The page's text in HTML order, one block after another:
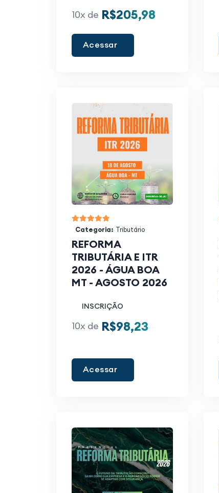
10x de R$205,98
Acessar
Categoria: Tributário
REFORMA
TRIBUTÁRIA E ITR
2026 - ÁGUA BOA
MT - AGOSTO 2026
INSCRIÇÃO
10x de R$98,23
Acessar